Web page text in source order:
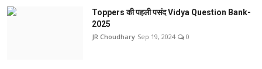
Toppers की पहली पसंद Vidya Question Bank-
2025
JR Choudhary Sep 19, 2024 0